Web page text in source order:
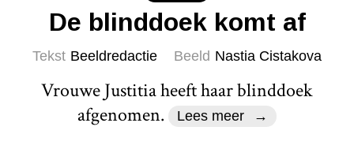
De blinddoek komt af
Tekst Beeldredactie Beeld Nastia Cistakova
Vrouwe Justitia heeft haar blinddoek
afgenomen.
Lees meer